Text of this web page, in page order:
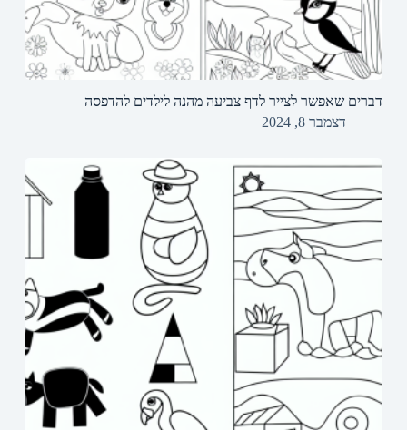
דברים שאפשר לצייר לדף צביעה מהנה לילדים להדפסה
דצמבר 8, 2024